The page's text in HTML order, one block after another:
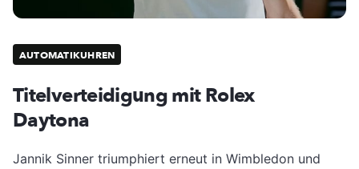
AUTOMATIKUHREN
Titelverteidigung mit Rolex
Daytona
Jannik Sinner triumphiert erneut in Wimbledon und